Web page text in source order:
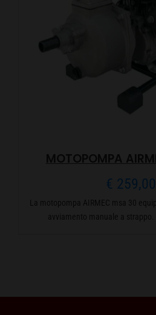
MOTOPOMPA
€ 259,00
La motopompa AIRMEC msa 30
avviamento manuale a strappo.